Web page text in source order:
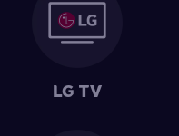
LG TV